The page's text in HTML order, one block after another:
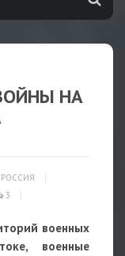
НА
3
военных
военные